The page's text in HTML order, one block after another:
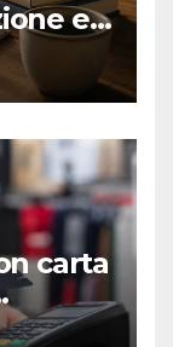
e
carta